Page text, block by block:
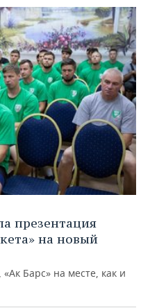
презентация
на новый
Барс» на месте, как и